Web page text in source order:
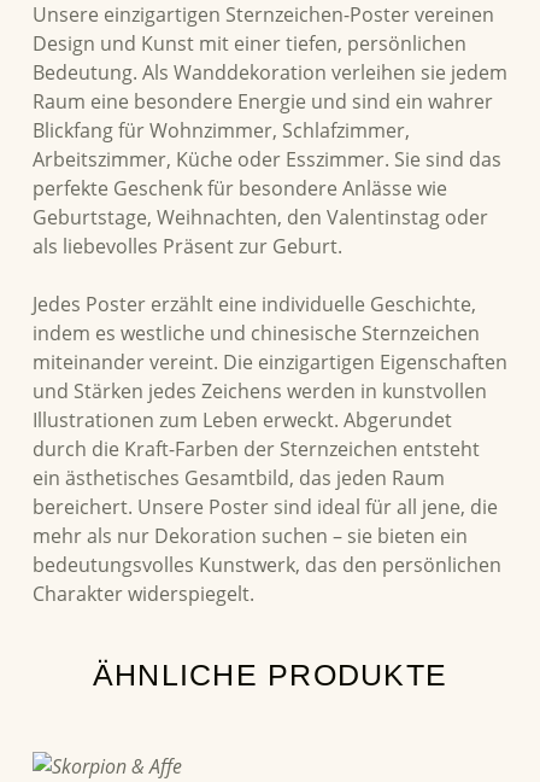
Unsere einzigartigen Sternzeichen-Poster vereinen
Design und Kunst mit einer tiefen, persönlichen
Bedeutung. Als Wanddekoration verleihen sie jedem
Raum eine besondere Energie und sind ein wahrer
Blickfang für Wohnzimmer, Schlafzimmer,
Arbeitszimmer, Küche oder Esszimmer. Sie sind das
perfekte Geschenk für besondere Anlässe wie
Geburtstage, Weihnachten, den Valentinstag oder
als liebevolles Präsent zur Geburt.
Jedes Poster erzählt eine individuelle Geschichte,
indem es westliche und chinesische Sternzeichen
miteinander vereint. Die einzigartigen Eigenschaften
und Stärken jedes Zeichens werden in kunstvollen
Illustrationen zum Leben erweckt. Abgerundet
durch die Kraft-Farben der Sternzeichen entsteht
ein ästhetisches Gesamtbild, das jeden Raum
bereichert. Unsere Poster sind ideal für all jene, die
mehr als nur Dekoration suchen – sie bieten ein
bedeutungsvolles Kunstwerk, das den persönlichen
Charakter widerspiegelt.
ÄHNLICHE PRODUKTE
Dieses Produkt weist mehrere Varianten auf. Die Optionen können auf der Produktseite gewählt werden